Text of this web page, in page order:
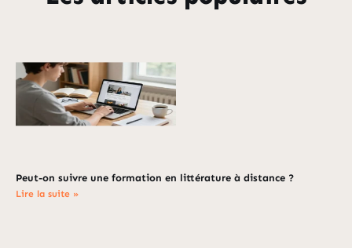
Peut-on suivre une formation en littérature à distance ?
Lire la suite »